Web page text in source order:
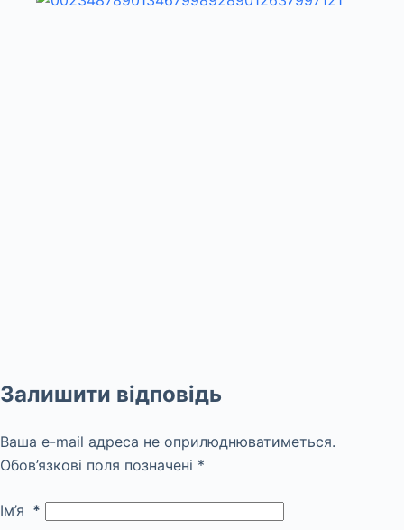
Залишити відповідь
Ваша e-mail адреса не оприлюднюватиметься.
Обов’язкові поля позначені *
Ім’я *